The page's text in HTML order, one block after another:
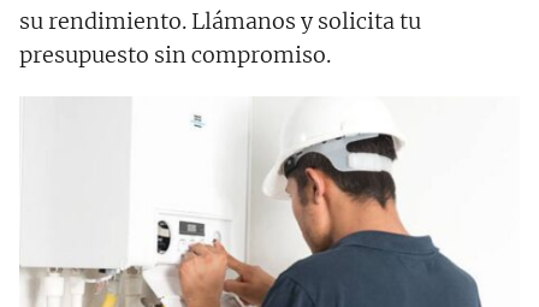
su rendimiento. Llámanos y solicita tu
presupuesto sin compromiso.